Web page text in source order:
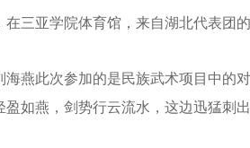
在三亚学院体育馆，来自湖北代表团
海燕此次参加的是民族武术项目中的
盈如燕，剑势行云流水，这边迅猛刺